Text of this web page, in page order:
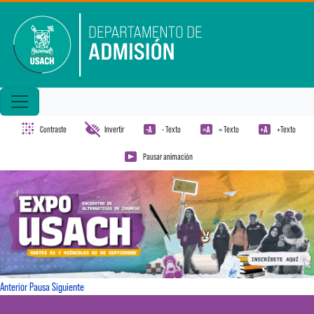
Contraste Invertir - Texto = Texto +Texto
Pausar animación
AnteriorPausaSiguiente